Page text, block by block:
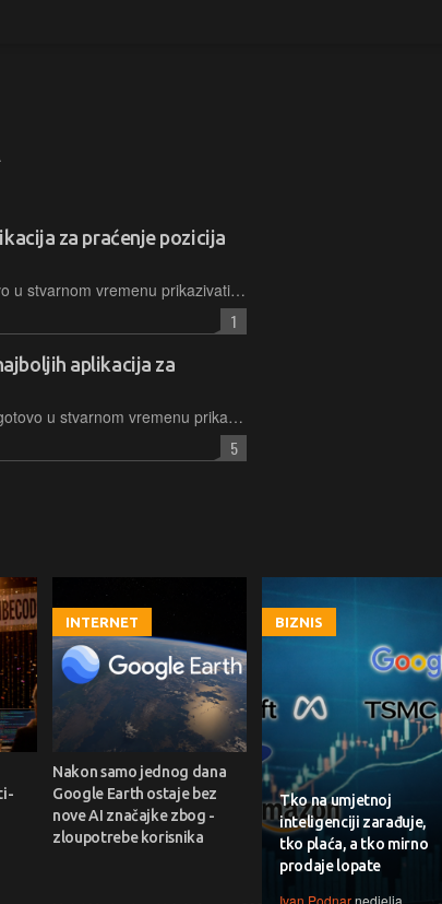
za praćenje pozicija
Riječ je o aplikaciji koja može gotovo u stvarnom vremenu prikazivati pozicije velikog broja brodova diljem svijeta kao i pratiti njihovo kretanje, a uz to nudi i čitav niz informacija o brodovima i plovilima pa ni ne čudi da je mnogi koriste upravo za praćenje brodova…
1
aplikacija za
Riječ je o aplikaciji koja je u stanju gotovo u stvarnom vremenu prikazivati pozicije velikog broja brodova diljem svijeta, a za to se oslanja na podatke prikupljene putem AIS-a. Naravno, tu je i čitav niz drugih zgodnih stvarčica, pa ni ne čudi da spada među najpopularnije aplikacije ovoga tipa…
5
INTERNET
Nakon samo jednog dana
Google Earth ostaje bez
nove AI značajke zbog -
zloupotrebe korisnika
BIZNIS
Tko na umjetnoj
inteligenciji zarađuje,
tko plaća, a tko mirno
prodaje lopate
Ivan Podnarnedjelja